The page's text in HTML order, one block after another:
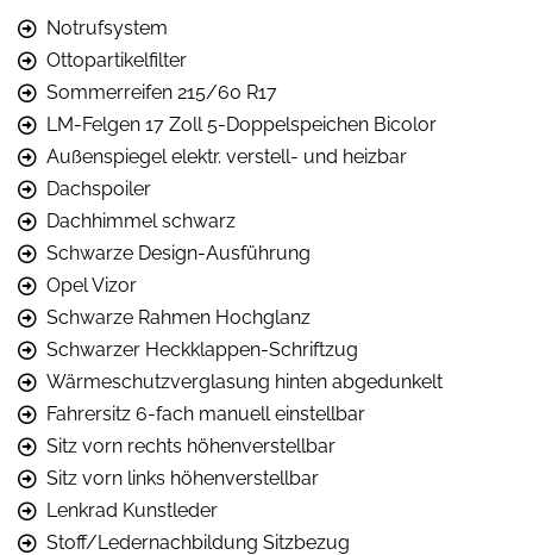
Notrufsystem
Ottopartikelfilter
Sommerreifen 215/60 R17
LM-Felgen 17 Zoll 5-Doppelspeichen Bicolor
Außenspiegel elektr. verstell- und heizbar
Dachspoiler
Dachhimmel schwarz
Schwarze Design-Ausführung
Opel Vizor
Schwarze Rahmen Hochglanz
Schwarzer Heckklappen-Schriftzug
Wärmeschutzverglasung hinten abgedunkelt
Fahrersitz 6-fach manuell einstellbar
Sitz vorn rechts höhenverstellbar
Sitz vorn links höhenverstellbar
Lenkrad Kunstleder
Stoff/Ledernachbildung Sitzbezug